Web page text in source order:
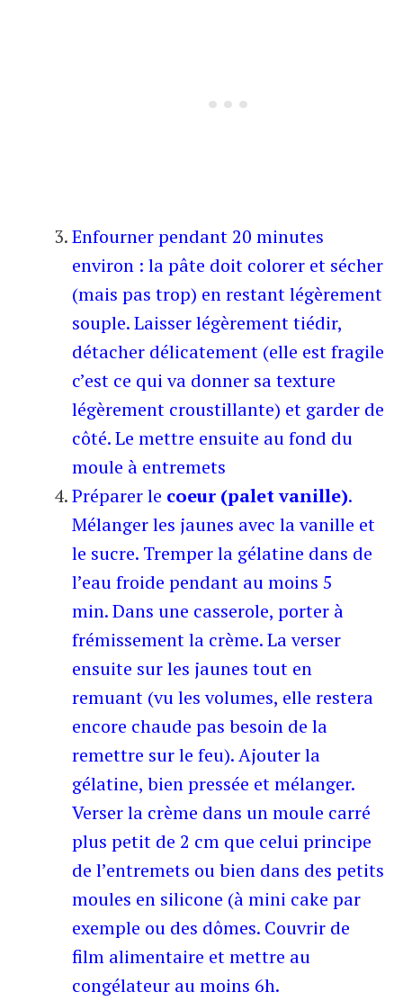
Enfourner pendant 20 minutes
environ : la pâte doit colorer et sécher
(mais pas trop) en restant légèrement
souple. Laisser légèrement tiédir,
détacher délicatement (elle est fragile
c’est ce qui va donner sa texture
légèrement croustillante) et garder de
côté. Le mettre ensuite au fond du
moule à entremets
Préparer le coeur (palet vanille).
Mélanger les jaunes avec la vanille et
le sucre. Tremper la gélatine dans de
l’eau froide pendant au moins 5
min.Dans une casserole, porter à
frémissement la crème. La verser
ensuite sur les jaunes tout en
remuant (vu les volumes, elle restera
encore chaude pas besoin de la
remettre sur le feu). Ajouter la
gélatine, bien pressée et mélanger.
Verser la crème dans un moule carré
plus petit de 2 cm que celui principe
de l’entremets ou bien dans des petits
moules en silicone (à mini cake par
exemple ou des dômes. Couvrir de
film alimentaire et mettre au
congélateur au moins 6h.